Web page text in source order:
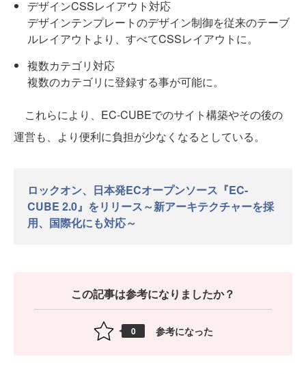
デザインCSSレイアウト対応
デザインテンプレートのデザイン制御を従来のテーブ
ルレイアウトより、すべてCSSレイアウトに。
複数カテゴリ対応
複数のカテゴリに登録する事が可能に。
これらにより、EC-CUBEでのサイト構築やその後の
運営も、より便利に負担が少なくなるとしている。
ロックオン、日本発ECオープンソース『EC-
CUBE 2.0』をリリース～新アーキテクチャーを採
用、国際化にも対応～
この記事は参考になりましたか？
0 参考になった